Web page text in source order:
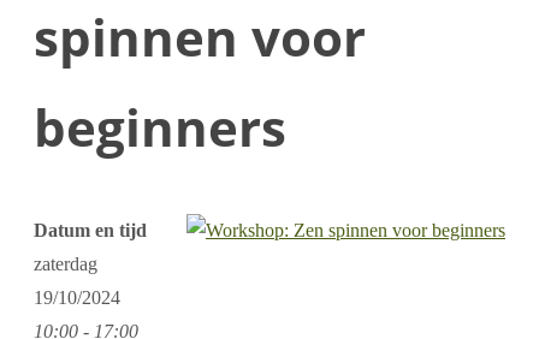
spinnen voor
beginners
Datum en tijd
zaterdag
19/10/2024
10:00 - 17:00